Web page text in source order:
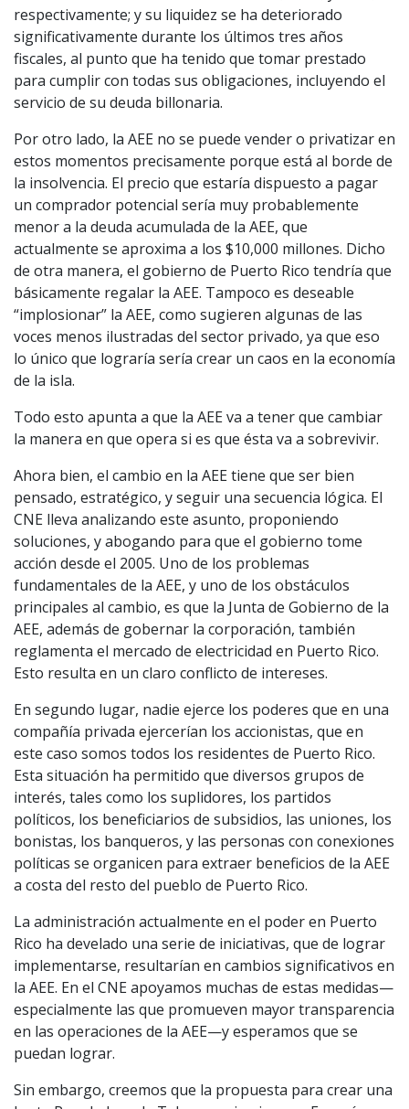
respectivamente; y su liquidez se ha deteriorado
significativamente durante los últimos tres años
fiscales, al punto que ha tenido que tomar prestado
para cumplir con todas sus obligaciones, incluyendo el
servicio de su deuda billonaria.
Por otro lado, la AEE no se puede vender o privatizar en
estos momentos precisamente porque está al borde de
la insolvencia. El precio que estaría dispuesto a pagar
un comprador potencial sería muy probablemente
menor a la deuda acumulada de la AEE, que
actualmente se aproxima a los $10,000 millones. Dicho
de otra manera, el gobierno de Puerto Rico tendría que
básicamente regalar la AEE. Tampoco es deseable
“implosionar” la AEE, como sugieren algunas de las
voces menos ilustradas del sector privado, ya que eso
lo único que lograría sería crear un caos en la economía
de la isla.
Todo esto apunta a que la AEE va a tener que cambiar
la manera en que opera si es que ésta va a sobrevivir.
Ahora bien, el cambio en la AEE tiene que ser bien
pensado, estratégico, y seguir una secuencia lógica. El
CNE lleva analizando este asunto, proponiendo
soluciones, y abogando para que el gobierno tome
acción desde el 2005. Uno de los problemas
fundamentales de la AEE, y uno de los obstáculos
principales al cambio, es que la Junta de Gobierno de la
AEE, además de gobernar la corporación, también
reglamenta el mercado de electricidad en Puerto Rico.
Esto resulta en un claro conflicto de intereses.
En segundo lugar, nadie ejerce los poderes que en una
compañía privada ejercerían los accionistas, que en
este caso somos todos los residentes de Puerto Rico.
Esta situación ha permitido que diversos grupos de
interés, tales como los suplidores, los partidos
políticos, los beneficiarios de subsidios, las uniones, los
bonistas, los banqueros, y las personas con conexiones
políticas se organicen para extraer beneficios de la AEE
a costa del resto del pueblo de Puerto Rico.
La administración actualmente en el poder en Puerto
Rico ha develado una serie de iniciativas, que de lograr
implementarse, resultarían en cambios significativos en
la AEE. En el CNE apoyamos muchas de estas medidas—
especialmente las que promueven mayor transparencia
en las operaciones de la AEE—y esperamos que se
puedan lograr.
Sin embargo, creemos que la propuesta para crear una